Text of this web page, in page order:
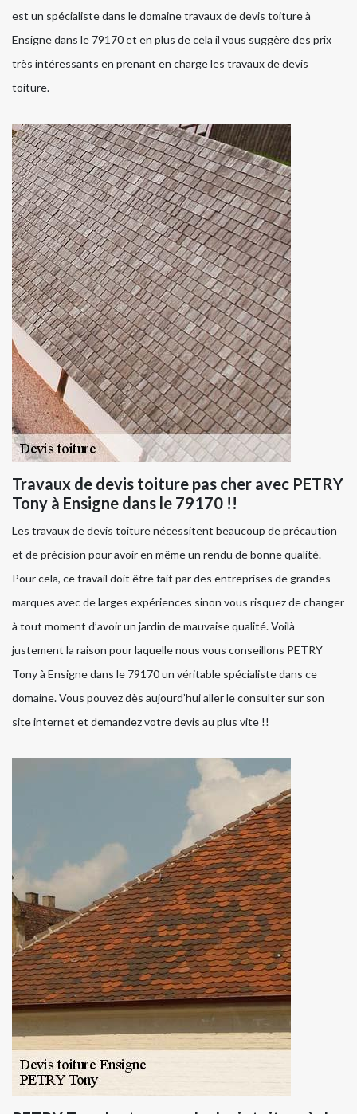
est un spécialiste dans le domaine travaux de devis toiture à
Ensigne dans le 79170 et en plus de cela il vous suggère des prix
très intéressants en prenant en charge les travaux de devis
toiture.
Travaux de devis toiture pas cher avec PETRY
Tony à Ensigne dans le 79170 !!
Les travaux de devis toiture nécessitent beaucoup de précaution
et de précision pour avoir en même un rendu de bonne qualité.
Pour cela, ce travail doit être fait par des entreprises de grandes
marques avec de larges expériences sinon vous risquez de changer
à tout moment d’avoir un jardin de mauvaise qualité. Voilà
justement la raison pour laquelle nous vous conseillons PETRY
Tony à Ensigne dans le 79170 un véritable spécialiste dans ce
domaine. Vous pouvez dès aujourd’hui aller le consulter sur son
site internet et demandez votre devis au plus vite !!